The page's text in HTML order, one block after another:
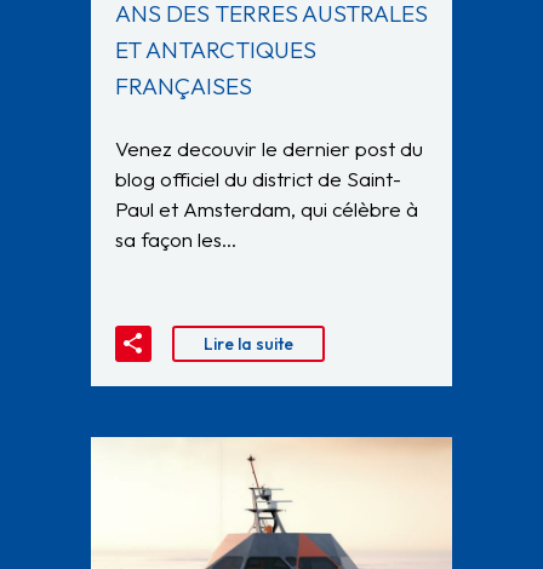
ANS DES TERRES AUSTRALES
ET ANTARCTIQUES
FRANÇAISES
Venez decouvir le dernier post du
blog officiel du district de Saint-
Paul et Amsterdam, qui célèbre à
sa façon les…
Lire la suite